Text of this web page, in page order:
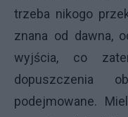
trzeba nikogo
znana od dawna,
wyjścia, co
dopuszczenia
podejmowane.